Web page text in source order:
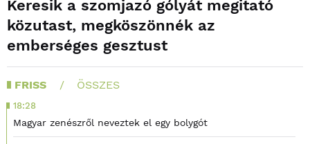
Keresik a szomjazó gólyát megitató
közutast, megköszönnék az
emberséges gesztust
FRISS ÖSSZES
18:28
Magyar zenészről neveztek el egy bolygót